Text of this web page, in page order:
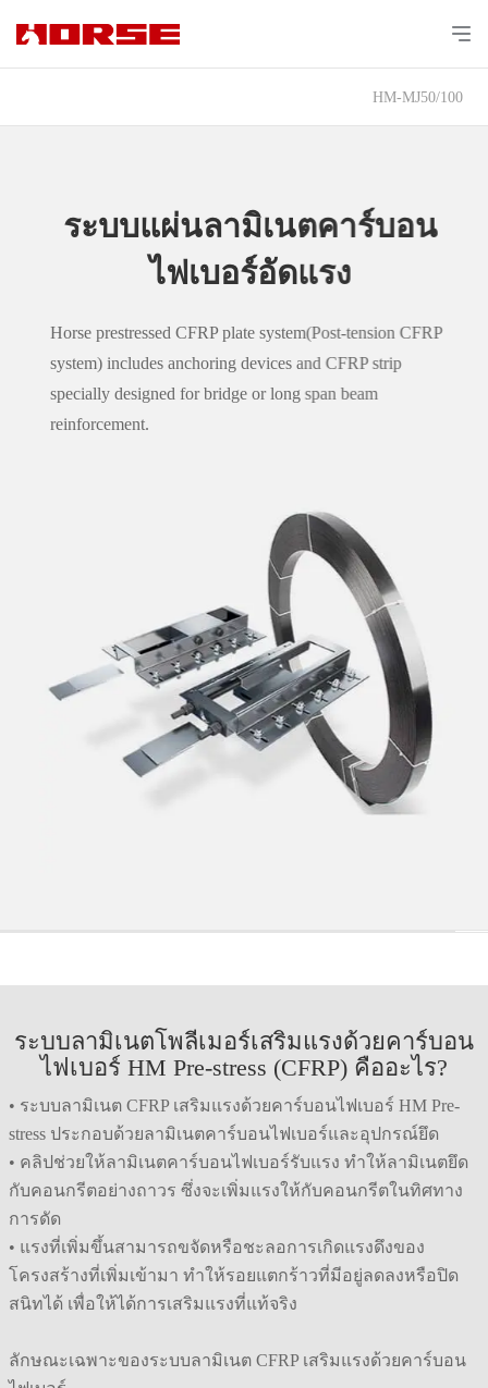
HM-MJ50/100
ระบบแผ่นลามิเนตคาร์บอน
ไฟเบอร์อัดแรง
Horse prestressed CFRP plate system(Post-tension CFRP
system) includes anchoring devices and CFRP strip
specially designed for bridge or long span beam
reinforcement.
ระบบลามิเนตโพลีเมอร์เสริมแรงด้วยคาร์บอน
ไฟเบอร์ HM Pre-stress (CFRP) คืออะไร?
• ระบบลามิเนต CFRP เสริมแรงด้วยคาร์บอนไฟเบอร์ HM Pre-
stress ประกอบด้วยลามิเนตคาร์บอนไฟเบอร์และอุปกรณ์ยึด
• คลิปช่วยให้ลามิเนตคาร์บอนไฟเบอร์รับแรง ทำให้ลามิเนตยึด
กับคอนกรีตอย่างถาวร ซึ่งจะเพิ่มแรงให้กับคอนกรีตในทิศทาง
การดัด
• แรงที่เพิ่มขึ้นสามารถขจัดหรือชะลอการเกิดแรงดึงของ
โครงสร้างที่เพิ่มเข้ามา ทำให้รอยแตกร้าวที่มีอยู่ลดลงหรือปิด
สนิทได้ เพื่อให้ได้การเสริมแรงที่แท้จริง
ลักษณะเฉพาะของระบบลามิเนต CFRP เสริมแรงด้วยคาร์บอน